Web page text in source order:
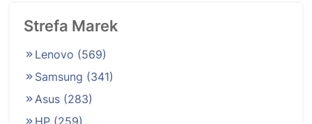
Strefa Marek
Lenovo (569)
Samsung (341)
Asus (283)